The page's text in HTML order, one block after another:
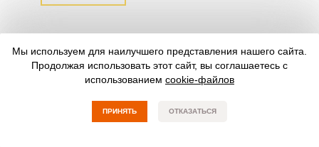
рисом, кукурузой и яйцом
Салаты с кальмарам уже давно
прочно заняли свое место на
рецептов – огромное
ИНГРЕДИЕНТЫ
Мы используем для наилучшего представления нашего сайта.
Продолжая использовать этот сайт, вы соглашаетесь с
использованием cookie-файлов
ПРИНЯТЬ ОТКАЗАТЬСЯ